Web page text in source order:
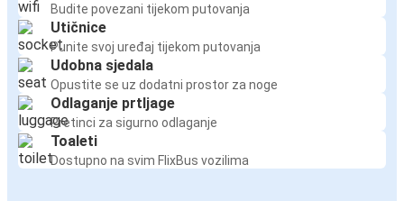
Budite povezani tijekom putovanja
Utičnice
Punite svoj uređaj tijekom putovanja
Udobna sjedala
Opustite se uz dodatni prostor za noge
Odlaganje prtljage
Pretinci za sigurno odlaganje
Toaleti
Dostupno na svim FlixBus vozilima